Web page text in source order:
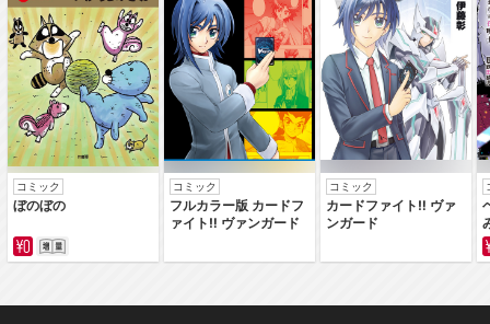
コミック
ぼのぼの
コミック
フルカラー版 カードフ
ァイト‼ ヴァンガード
コミック
カードファイト‼ ヴァ
ンガード